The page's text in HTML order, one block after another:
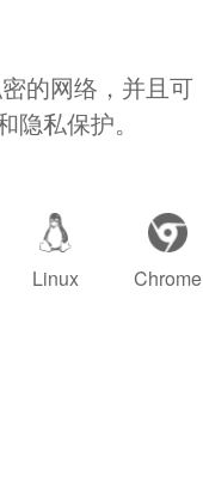
的网络，并且可
私保护。
Linux Chrome